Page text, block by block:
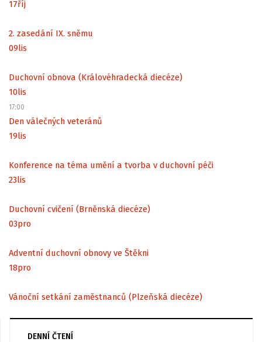
17říj
2. zasedání IX. sněmu
09lis
Duchovní obnova (Královéhradecká diecéze)
10lis
17:00
Den válečných veteránů
19lis
Konference na téma umění a tvorba v duchovní péči
23lis
Duchovní cvičení (Brněnská diecéze)
03pro
Adventní duchovní obnovy ve Štěkni
18pro
Vánoční setkání zaměstnanců (Plzeňská diecéze)
DENNÍ ČTENÍ